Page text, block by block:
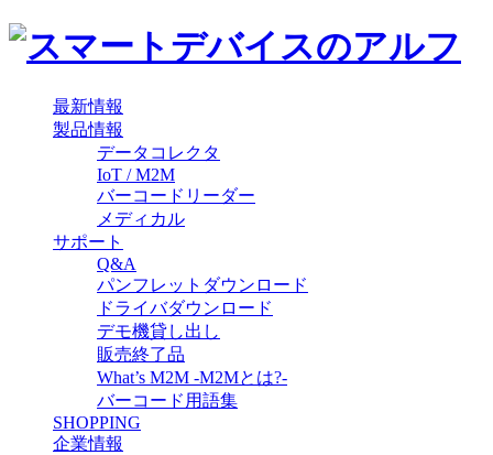
最新情報
製品情報
データコレクタ
IoT / M2M
バーコードリーダー
メディカル
サポート
Q&A
パンフレットダウンロード
ドライバダウンロード
デモ機貸し出し
販売終了品
What’s M2M -M2Mとは?-
バーコード用語集
SHOPPING
企業情報